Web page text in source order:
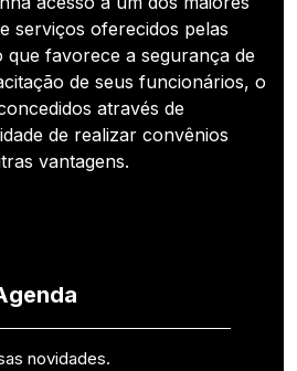
serviços oferecidos pelas
que favorece a segurança de
de seus funcionários, o
através de
de realizar convênios
vantagens.
novidades.